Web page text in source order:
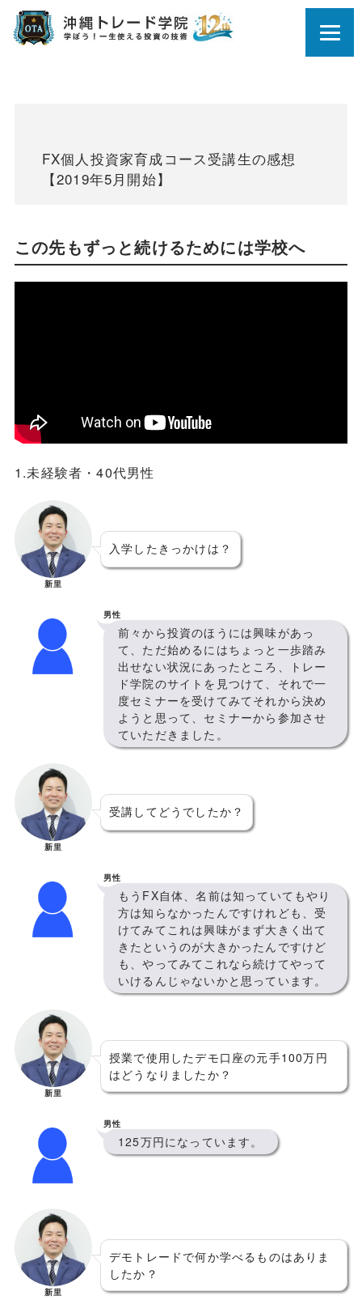
FX個人投資家育成コース受講生の感想
【2019年5月開始】
この先もずっと続けるためには学校へ
1.未経験者・40代男性
新里
入学したきっかけは？
男性
前々から投資のほうには興味があっ
て、ただ始めるにはちょっと一歩踏み
出せない状況にあったところ、トレー
ド学院のサイトを見つけて、それで一
度セミナーを受けてみてそれから決め
ようと思って、セミナーから参加させ
ていただきました。
新里
受講してどうでしたか？
男性
もうFX自体、名前は知っていてもやり
方は知らなかったんですけれども、受
けてみてこれは興味がまず大きく出て
きたというのが大きかったんですけど
も、やってみてこれなら続けてやって
いけるんじゃないかと思っています。
新里
授業で使用したデモ口座の元手100万円
はどうなりましたか？
男性
125万円になっています。
新里
デモトレードで何か学べるものはありま
したか？